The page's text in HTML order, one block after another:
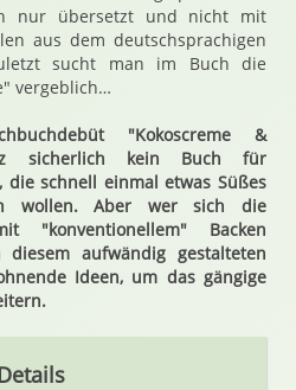
nur übersetzt und nicht mit
aus dem deutschsprachigen
sucht man im Buch die
vergeblich…
"Kokoscreme &
sicherlich kein Buch für
die schnell einmal etwas Süßes
wollen. Aber wer sich die
"konventionellem" Backen
aufwändig gestalteten
Ideen, um das gängige